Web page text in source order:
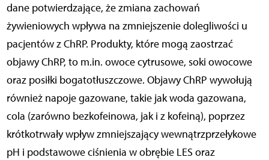
dane potwierdzające, że zmiana zachowań
żywieniowych wpływa na zmniejszenie dolegliwości u
pacjentów z ChRP. Produkty, które mogą zaostrzać
objawy ChRP, to m.in. owoce cytrusowe, soki owocowe
oraz posiłki bogatotłuszczowe. Objawy ChRP wywołują
również napoje gazowane, takie jak woda gazowana,
cola (zarówno bezkofeinowa, jak i z kofeiną), poprzez
krótkotrwały wpływ zmniejszający wewnątrzprzełykowe
pH i podstawowe ciś­nienia w obrębie LES oraz